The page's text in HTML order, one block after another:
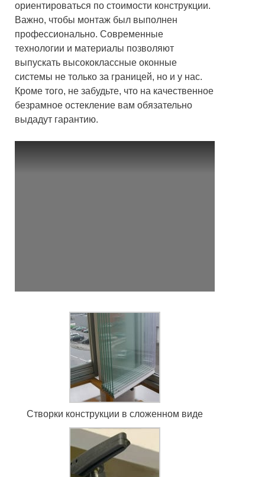
ориентироваться по стоимости конструкции.
Важно, чтобы монтаж был выполнен
профессионально. Современные
технологии и материалы позволяют
выпускать высококлассные оконные
системы не только за границей, но и у нас.
Кроме того, не забудьте, что на качественное
безрамное остекление вам обязательно
выдадут гарантию.
Створки конструкции в сложенном виде